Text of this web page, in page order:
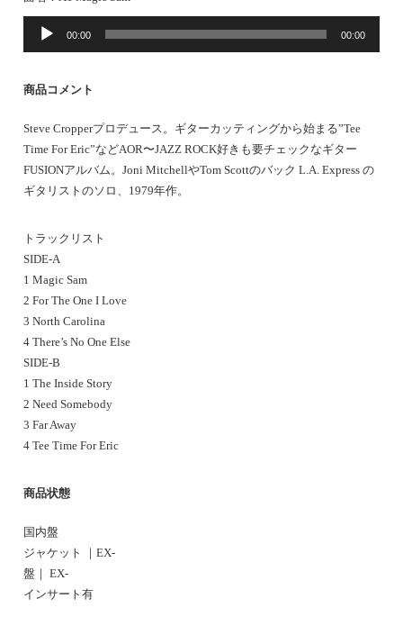
音
ー
00:00 00:00
商品コメント
Steve Cropperプロデュース。ギターカッティングから始まる”Tee
Time For Eric”などAOR〜JAZZ ROCK好きも要チェックなギター
FUSIONアルバム。Joni MitchellやTom Scottのバック L.A. Express の
ギタリストのソロ、1979年作。
トラックリスト
SIDE-A
1 Magic Sam
2 For The One I Love
3 North Carolina
4 There’s No One Else
SIDE-B
1 The Inside Story
2 Need Somebody
3 Far Away
4 Tee Time For Eric
商品状態
国内盤
ジャケット ｜EX-
盤｜ EX-
インサート有